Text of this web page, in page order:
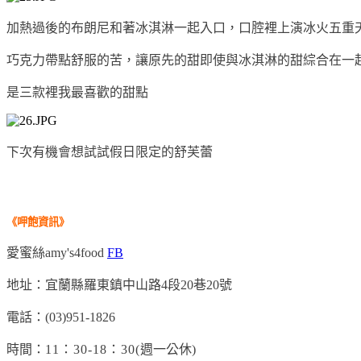
加熱過後的布朗尼和著冰淇淋一起入口，口腔裡上演冰火五重
巧克力帶點舒服的苦，讓原先的甜即使與冰淇淋的甜綜合在一
是三款裡我最喜歡的甜點
下次有機會想試試假日限定的舒芙蕾
《呷飽資訊》
愛蜜絲amy's4food FB
地址：宜蘭縣羅東鎮中山路4段20巷20號
電話：(03)951-1826
時間： 11 ：30-18：30(週一公休)